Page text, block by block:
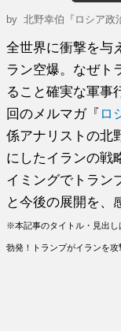
by北野幸伯『ロシア政
全世界に衝撃を与
ラン空爆。なぜト
ること確実な軍事
回のメルマガ『 ロ
係アナリストの北
にしたイランの戦
イミングでトラン
と今後の展開を、
※本記事のタイトル・見出し
勃発！トランプがイランを攻